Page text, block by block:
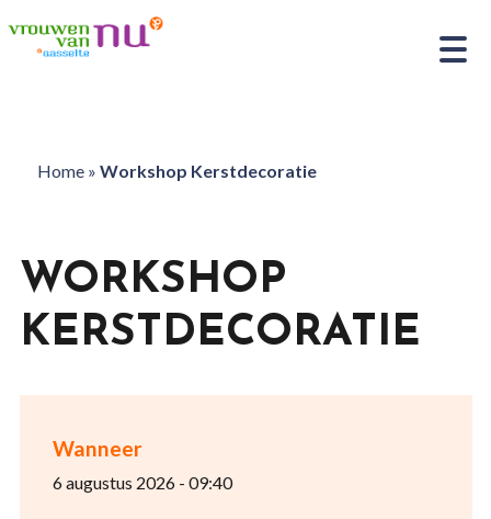
Home» Workshop Kerstdecoratie
Wanneer
6 augustus 2026 - 09:40
WORKSHOP
KERSTDECORATIE